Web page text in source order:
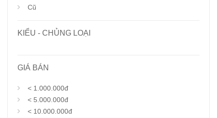
Cũ
KIỂU - CHỦNG LOẠI
GIÁ BÁN
< 1.000.000đ
< 5.000.000đ
< 10.000.000đ